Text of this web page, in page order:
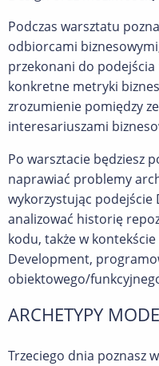
Podczas warsztatu
odbiorcami
przekonani do podejścia
konkretne metryki
zrozumienie pomiędzy
interesariuszami
Po warsztacie będziesz
naprawiać problemy
wykorzystując podejście
analizować historię
kodu, także w
Development,
obiektowego/
ARCHETYPY
Trzeciego dnia poznasz